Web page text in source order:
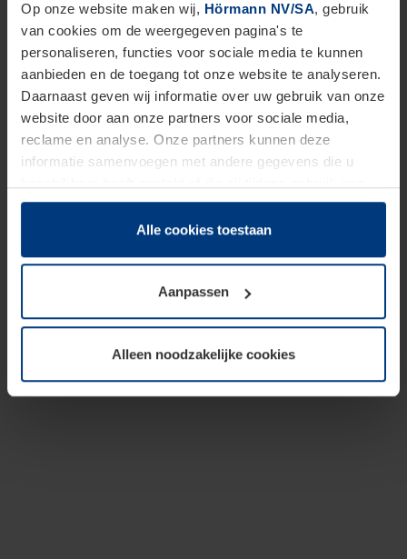
Op onze website maken wij, Hörmann NV/SA, gebruik
van cookies om de weergegeven pagina's te
personaliseren, functies voor sociale media te kunnen
aanbieden en de toegang tot onze website te analyseren.
Daarnaast geven wij informatie over uw gebruik van onze
website door aan onze partners voor sociale media,
reclame en analyse. Onze partners kunnen deze
informatie samenvoegen met andere gegevens die u
hun diensten hebben verzameld.
Juridisch hebben wij het recht om cookies op uw
van deze pagina's absoluut vereist is. Voor alle andere
soorten cookies is uw toestemming benodigd. Uw
toestemming kunt u op elk moment bij de uitleg van de
wijzigen of herroepen.
Alle cookies toestaan
Aanpassen
Alleen noodzakelijke cookies